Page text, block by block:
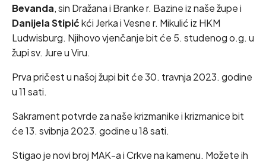
Bevanda, sin Dražana i Branke r. Bazine iz naše župe i
Danijela Stipićkći Jerka i Vesne r. Mikulić iz HKM
Ludwisburg. Njihovo vjenčanje bit će 5. studenog o.g. u
župi sv. Jure u Viru.
Prva pričest u našoj župi bit će 30. travnja 2023. godine
u 11 sati.
Sakrament potvrde za naše krizmanike i krizmanice bit
će 13. svibnja 2023. godine u 18 sati.
Stigao je novi broj MAK-a i Crkve na kamenu. Možete ih